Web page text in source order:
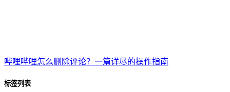
哔哩哔哩怎么删除评论？一篇详尽的操作指南
标签列表